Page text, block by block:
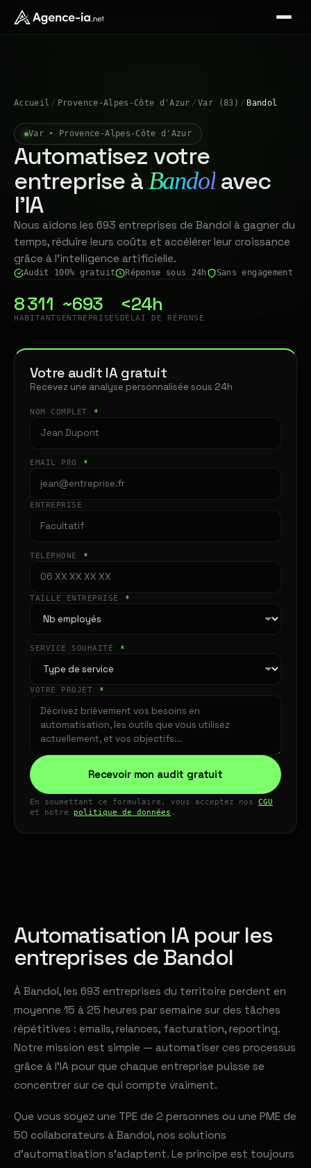
Accueil / Provence-Alpes-Côte d'Azur / Var (83) / Bandol
Var • Provence-Alpes-Côte d'Azur
Automatisez votre
entreprise à Bandol avec
l'IA
Nous aidons les 693 entreprises de Bandol à gagner du
temps, réduire leurs coûts et accélérer leur croissance
grâce à l'intelligence artificielle.
Audit 100% gratuit Réponse sous 24h Sans engagement
8 311
HABITANTS
~693
ENTREPRISES
<24h
DÉLAI DE RÉPONSE
Votre audit IA gratuit
Recevez une analyse personnalisée sous 24h
NOM COMPLET *
EMAIL PRO *
ENTREPRISE
TÉLÉPHONE *
TAILLE ENTREPRISE *
SERVICE SOUHAITÉ *
VOTRE PROJET *
Recevoir mon audit gratuit
En soumettant ce formulaire, vous acceptez nos CGU
et notre politique de données .
Automatisation IA pour les
entreprises de Bandol
À Bandol, les 693 entreprises du territoire perdent en
moyenne 15 à 25 heures par semaine sur des tâches
répétitives : emails, relances, facturation, reporting.
Notre mission est simple — automatiser ces processus
grâce à l'IA pour que chaque entreprise puisse se
concentrer sur ce qui compte vraiment.
Que vous soyez une TPE de 2 personnes ou une PME de
50 collaborateurs à Bandol, nos solutions
d'automatisation s'adaptent. Le principe est toujours